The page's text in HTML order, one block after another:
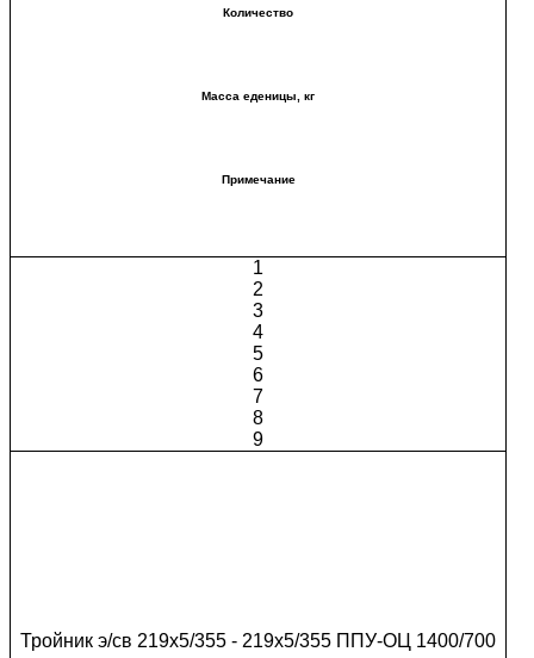
Количество
Масса еденицы, кг
Примечание
1
2
3
4
5
6
7
8
9
Тройник э/св 219х5/355 - 219х5/355 ППУ-ОЦ 1400/700